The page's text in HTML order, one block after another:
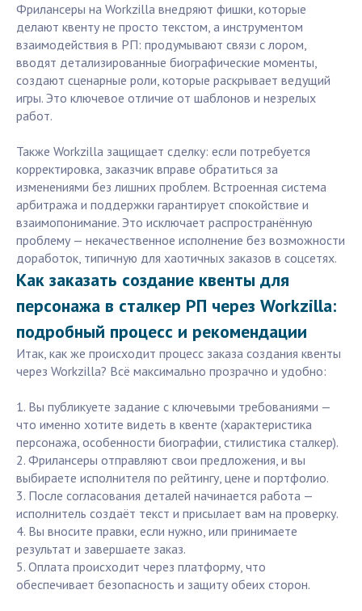
Фрилансеры на Workzilla внедряют фишки, которые
делают квенту не просто текстом, а инструментом
взаимодействия в РП: продумывают связи с лором,
вводят детализированные биографические моменты,
создают сценарные роли, которые раскрывает ведущий
игры. Это ключевое отличие от шаблонов и незрелых
работ.
Также Workzilla защищает сделку: если потребуется
корректировка, заказчик вправе обратиться за
изменениями без лишних проблем. Встроенная система
арбитража и поддержки гарантирует спокойствие и
взаимопонимание. Это исключает распространённую
проблему — некачественное исполнение без возможности
доработок, типичную для хаотичных заказов в соцсетях.
Как заказать создание квенты для
персонажа в сталкер РП через Workzilla:
подробный процесс и рекомендации
Итак, как же происходит процесс заказа создания квенты
через Workzilla? Всё максимально прозрачно и удобно:
1. Вы публикуете задание с ключевыми требованиями —
что именно хотите видеть в квенте (характеристика
персонажа, особенности биографии, стилистика сталкер).
2. Фрилансеры отправляют свои предложения, и вы
выбираете исполнителя по рейтингу, цене и портфолио.
3. После согласования деталей начинается работа —
исполнитель создаёт текст и присылает вам на проверку.
4. Вы вносите правки, если нужно, или принимаете
результат и завершаете заказ.
5. Оплата происходит через платформу, что
обеспечивает безопасность и защиту обеих сторон.